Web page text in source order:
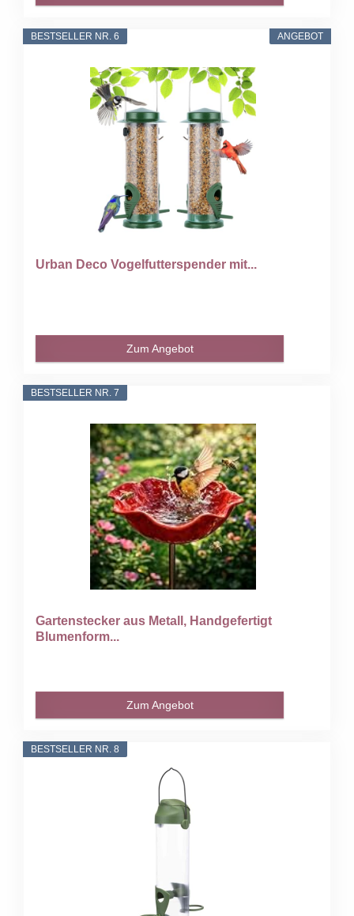
ANGEBOT
BESTSELLER NR. 6
Urban Deco Vogelfutterspender mit...
Zum Angebot
BESTSELLER NR. 7
Gartenstecker aus Metall, Handgefertigt
Blumenform...
Zum Angebot
BESTSELLER NR. 8